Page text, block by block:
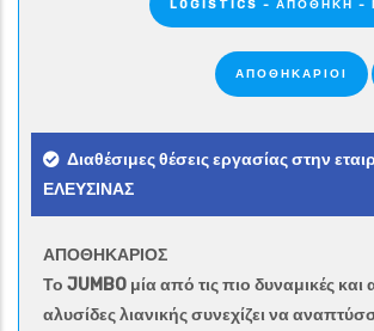
LOGISTICS - ΑΠΟΘΉΚΗ -
ΑΠΟΘΗΚΆΡΙΟΙ
Διαθέσιμες θέσεις εργασίας στην
ΕΛΕΥΣΙΝΑΣ
ΑΠΟΘΗΚΑΡΙΟΣ
Το JUMBO μία από τις πιο δυναμικές
αλυσίδες λιανικής συνεχίζει να